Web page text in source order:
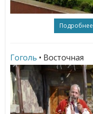
Подробнее
Гоголь • Восточная